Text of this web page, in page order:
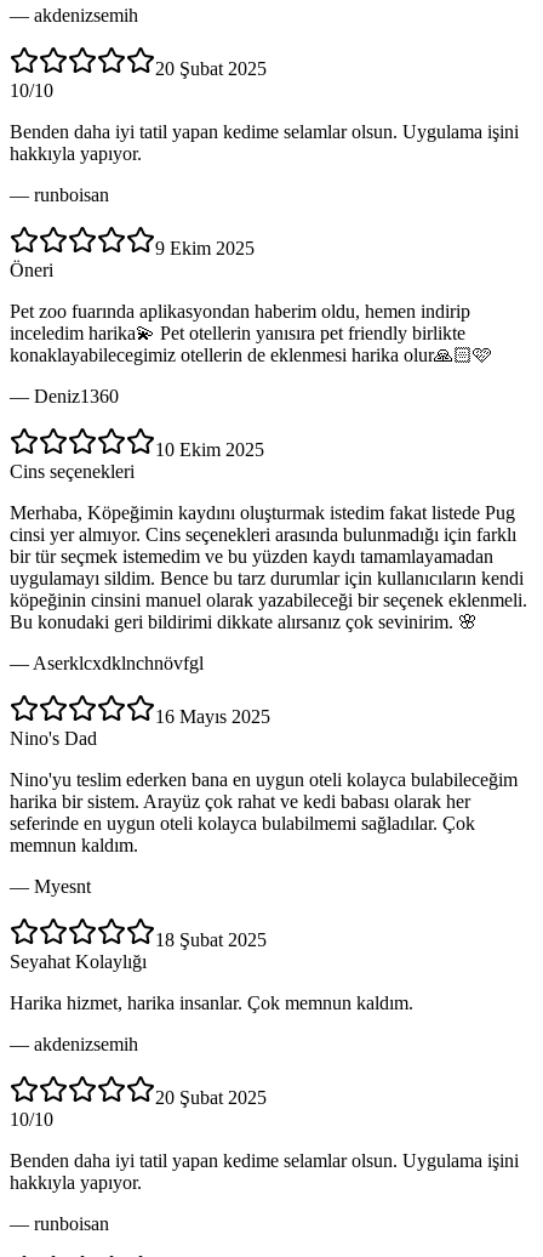
— akdenizsemih
20 Şubat 2025
10/10
Benden daha iyi tatil yapan kedime selamlar olsun. Uygulama işini
hakkıyla yapıyor.
— runboisan
9 Ekim 2025
Öneri
Pet zoo fuarında aplikasyondan haberim oldu, hemen indirip
inceledim harika💫 Pet otellerin yanısıra pet friendly birlikte
konaklayabilecegimiz otellerin de eklenmesi harika olur🙏🏻🩷
— Deniz1360
10 Ekim 2025
Cins seçenekleri
Merhaba, Köpeğimin kaydını oluşturmak istedim fakat listede Pug
cinsi yer almıyor. Cins seçenekleri arasında bulunmadığı için farklı
bir tür seçmek istemedim ve bu yüzden kaydı tamamlayamadan
uygulamayı sildim. Bence bu tarz durumlar için kullanıcıların kendi
köpeğinin cinsini manuel olarak yazabileceği bir seçenek eklenmeli.
Bu konudaki geri bildirimi dikkate alırsanız çok sevinirim. 🌸
— Aserklcxdklnchnövfgl
16 Mayıs 2025
Nino's Dad
Nino'yu teslim ederken bana en uygun oteli kolayca bulabileceğim
harika bir sistem. Arayüz çok rahat ve kedi babası olarak her
seferinde en uygun oteli kolayca bulabilmemi sağladılar. Çok
memnun kaldım.
— Myesnt
18 Şubat 2025
Seyahat Kolaylığı
Harika hizmet, harika insanlar. Çok memnun kaldım.
— akdenizsemih
20 Şubat 2025
10/10
Benden daha iyi tatil yapan kedime selamlar olsun. Uygulama işini
hakkıyla yapıyor.
— runboisan